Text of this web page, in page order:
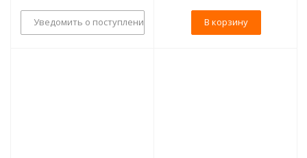
Уведомить о поступлении В корзину